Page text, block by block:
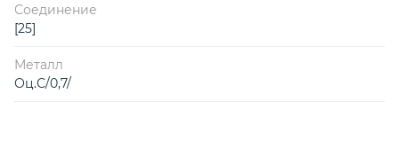
Соединение
[25]
Металл
Оц.С/0,7/